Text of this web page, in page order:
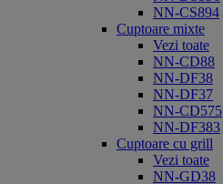
NN-CS894
Cuptoare mixte
Vezi toate
NN-CD88
NN-DF38
NN-DF37
NN-CD575
NN-DF383
Cuptoare cu grill
Vezi toate
NN-GD38